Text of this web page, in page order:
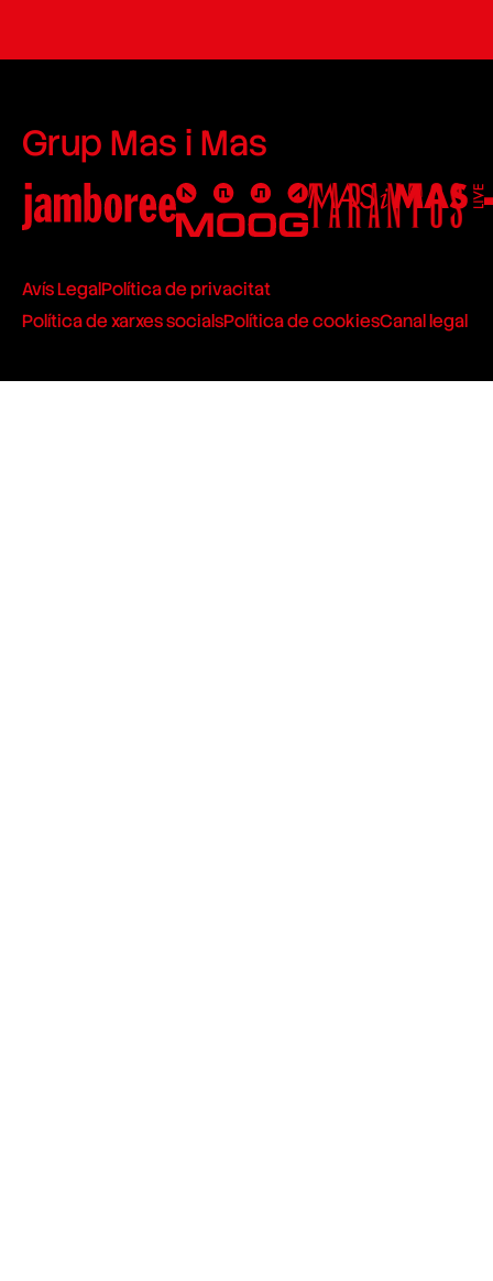
Grup Mas i Mas
Avís LegalPolítica de privacitat
Política de xarxes socialsPolítica de cookiesCanal legal